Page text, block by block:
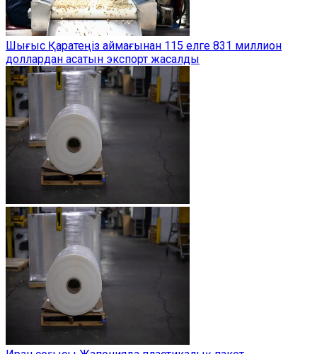
Шығыс Қаратеңіз аймағынан 115 елге 831 миллион
доллардан асатын экспорт жасалды